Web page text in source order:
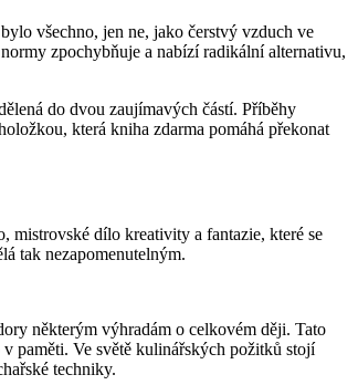
všechno, jen ne, jako čerstvý vzduch ve
zpochybňuje a nabízí radikální alternativu,
do dvou zaujímavých částí. Příběhy
která kniha zdarma pomáhá překonat
mistrovské dílo kreativity a fantazie, které se
tak nezapomenutelným.
některým výhradám o celkovém ději. Tato
paměti. Ve světě kulinářských požitků stojí
techniky.